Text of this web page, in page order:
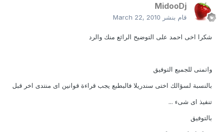
MidooDj
قام بنشر March 22, 2010
شكرا اخى احمد على التوضيح الرائع منك والرد
واتمنى للجميع التوفيق
بالنسبة لسؤالك اختى سندريلا فالبطبع يجب قراءة قوانين اى منتدى اخر قبل
تنفيذ اى شىء ...
بالتوفيق